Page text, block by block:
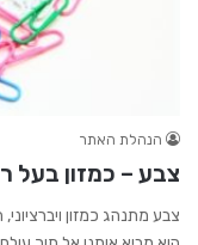
הנהלת האתר
צבע – כמזון בעל
צבע מתנהג כמזון